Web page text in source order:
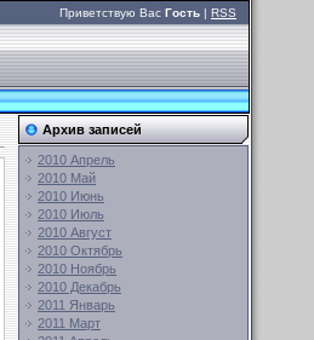
Приветствую Вас Гость | RSS
Архив записей
2010 Апрель
2010 Май
2010 Июнь
2010 Июль
2010 Август
2010 Октябрь
2010 Ноябрь
2010 Декабрь
2011 Январь
2011 Март